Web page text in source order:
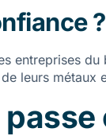
?
entreprises
leurs métaux